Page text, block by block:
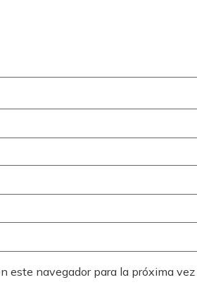
este navegador para la próxima